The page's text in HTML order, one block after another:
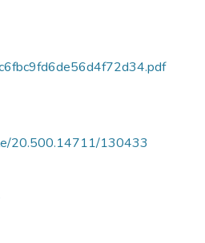
20.500.14711/130433